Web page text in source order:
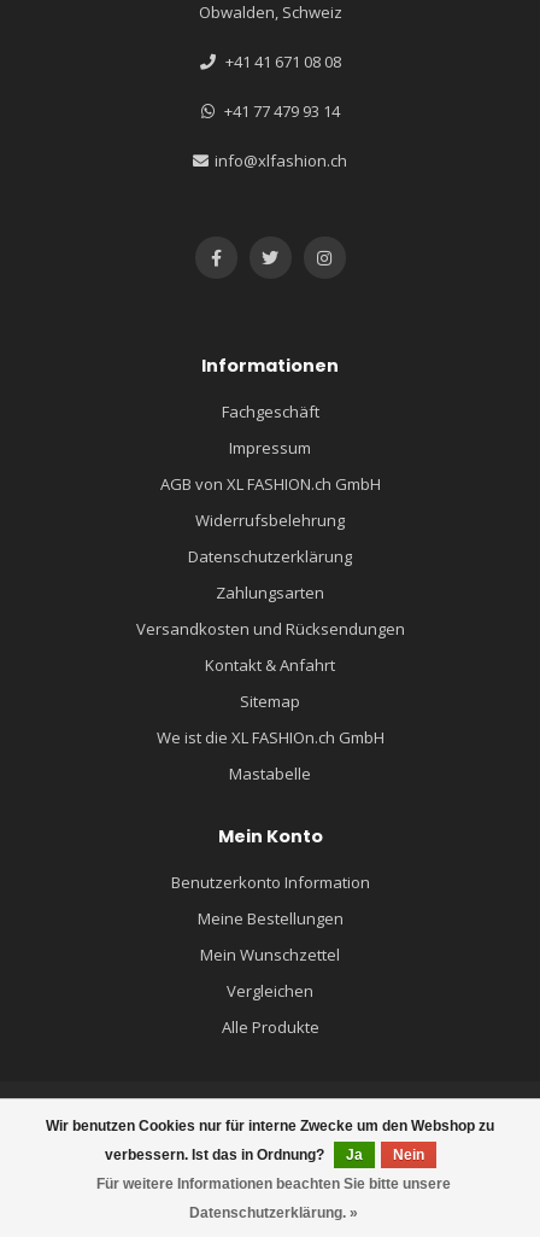
Wir benutzen Cookies nur für interne Zwecke um den Webshop zu
verbessern. Ist das in Ordnung?
Ja
Nein
Für weitere Informationen beachten Sie bitte unsere
Datenschutzerklärung. »
Obwalden, Schweiz
+41 41 671 08 08
+41 77 479 93 14
info@xlfashion.ch
Informationen
Fachgeschäft
Impressum
AGB von XL FASHION.ch GmbH
Widerrufsbelehrung
Datenschutzerklärung
Zahlungsarten
Versandkosten und Rücksendungen
Kontakt & Anfahrt
Sitemap
We ist die XL FASHIOn.ch GmbH
Mastabelle
Mein Konto
Benutzerkonto Information
Meine Bestellungen
Mein Wunschzettel
Vergleichen
Alle Produkte
© Copyright 2026 XL FASHION.ch - MÄNNERMODE GROSSE GRÖSSEN -
Powered byLightspeed- Theme byDyvelopment